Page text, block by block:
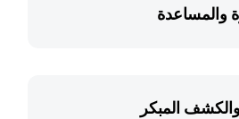
المبكر